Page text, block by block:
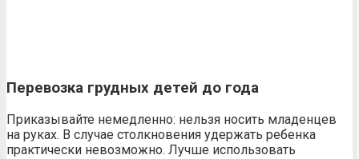
Перевозка грудных детей до года
Приказывайте немедленно: нельзя носить младенцев
на руках. В случае столкновения удержать ребенка
практически невозможно. Лучше использовать